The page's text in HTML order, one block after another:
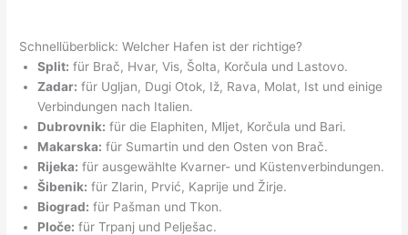
Schnellüberblick: Welcher Hafen ist der richtige?
Split: für Brač, Hvar, Vis, Šolta, Korčula und Lastovo.
Zadar: für Ugljan, Dugi Otok, Iž, Rava, Molat, Ist und einige
Verbindungen nach Italien.
Dubrovnik: für die Elaphiten, Mljet, Korčula und Bari.
Makarska: für Sumartin und den Osten von Brač.
Rijeka: für ausgewählte Kvarner- und Küstenverbindungen.
Šibenik: für Zlarin, Prvić, Kaprije und Žirje.
Biograd: für Pašman und Tkon.
Ploče: für Trpanj und Pelješac.